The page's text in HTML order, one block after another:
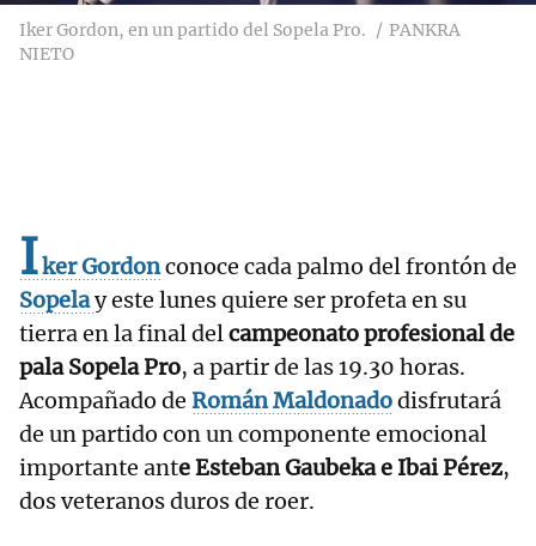
Iker Gordon, en un partido del Sopela Pro.
PANKRA
NIETO
Iker Gordonconoce cada palmo del frontón de
Sopelay este lunes quiere ser profeta en su
tierra en la final delcampeonato profesional de
pala Sopela Pro, a partir de las 19.30 horas.
Acompañado de Román Maldonadodisfrutará
de un partido con un componente emocional
importante ante Esteban Gaubeka e Ibai Pérez,
dos veteranos duros de roer.